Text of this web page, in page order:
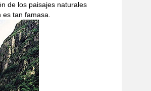
de los paisajes naturales
tan famasa.